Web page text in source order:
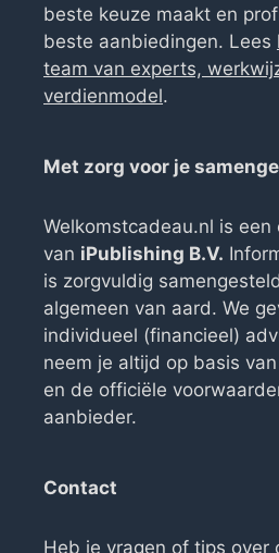
beste keuze maakt en
beste aanbiedingen. Lees
team van experts,
verdienmodel.
Met zorg voor je
Welkomstcadeau.nl is een
van iPublishing B.V.
is zorgvuldig
algemeen van aard. We
individueel (financieel)
neem je altijd op basis
en de officiële
aanbieder.
Contact
Heb je vragen of tips over